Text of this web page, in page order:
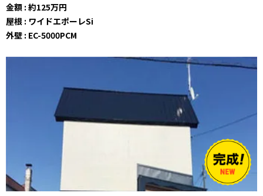
金額 : 約125万円
屋根 : ワイドエポーレSi
外壁 : EC-5000PCM